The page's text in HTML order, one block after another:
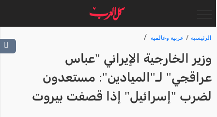
الرئيسية عربية وعالمية
وزير الخارجية الإيراني "عباس
عراقجي" لـ"الميادين": مستعدون
لضرب "إسرائيل" إذا قصفت بيروت